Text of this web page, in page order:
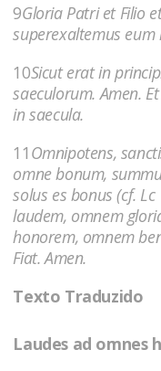
9Gloria Patri et Filio
superexaltemus eum
10Sicut erat in
saeculorum. Amen.
in saecula.
11 Omnipotens,
omne bonum,
solus es bonus (cf.
laudem, omnem
honorem, omnem
Fiat. Amen.
Texto Traduzido
Laudes ad omnes